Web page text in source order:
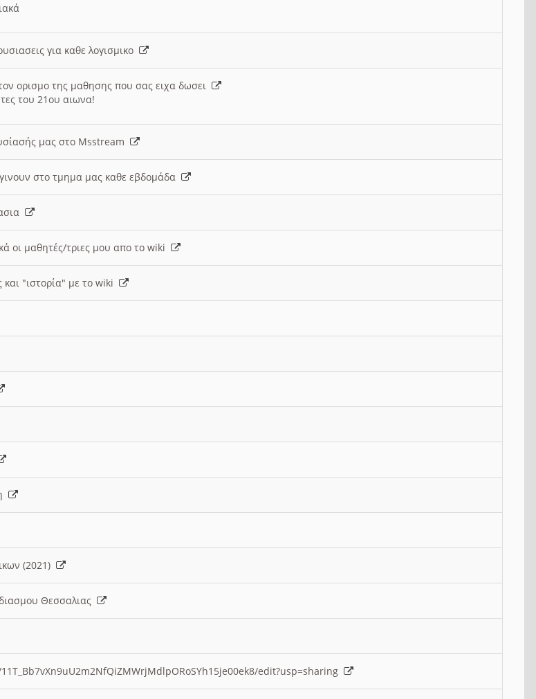
για καθε λογισμικο
ορισμο της μαθησης που σας ειχα δωσει
του 21ου αιωνα!
μας στο Msstream
στο τμημα μας καθε εβδομάδα
οι μαθητές/τριες μου απο το wiki
και "ιστορία" με το wiki
(2021)
Θεσσαλιας
edit?usp=sharing